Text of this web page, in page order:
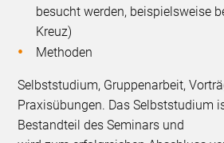
besucht werden, beispielsweise
Kreuz)
Methoden
Selbststudium, Gruppenarbeit,
Praxisübungen. Das Selbststudium
Bestandteil des Seminars und